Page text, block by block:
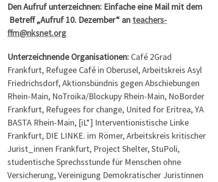
Den Aufruf unterzeichnen: Einfache eine Mail mit dem
Betreff „Aufruf 10. Dezember“ an teachers-
ffm@nksnet.org
Unterzeichnende Organisationen: Café 2Grad
Frankfurt, Refugee Café in Oberusel,Arbeitskreis Asyl
Friedrichsdorf,Aktionsbündnis gegen Abschiebungen
Rhein-Main, NoTroika/Blockupy Rhein-Main, NoBorder
Frankfurt, Refugees for change, United for Eritrea,YA
BASTA Rhein-Main, [iL*] Interventionistische Linke
Frankfurt, DIE LINKE. im Römer,Arbeitskreis kritischer
Jurist_innen Frankfurt, Project Shelter,StuPoli,
studentische Sprechsstunde für Menschen ohne
Versicherung,Vereinigung Demokratischer Juristinnen